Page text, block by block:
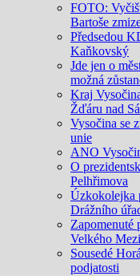
FOTO:
Bartoše
Předsedou
Kaňkovský
Jde jen o
možná
Kraj
Žďáru nad
Vysočina se
unie
ANO
O
Pelhřimova
Úzkokolejka
Drážního
Zapomenuté
Velkého
Sousedé
podjatosti